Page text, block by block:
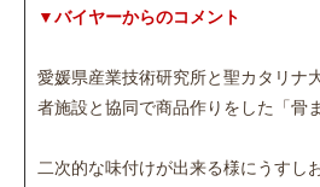
▼バイヤーからのコメント
愛媛県産業技術研究所と聖カタリナ
者施設と協同で商品作りをした「骨
二次的な味付けが出来る様にうすし